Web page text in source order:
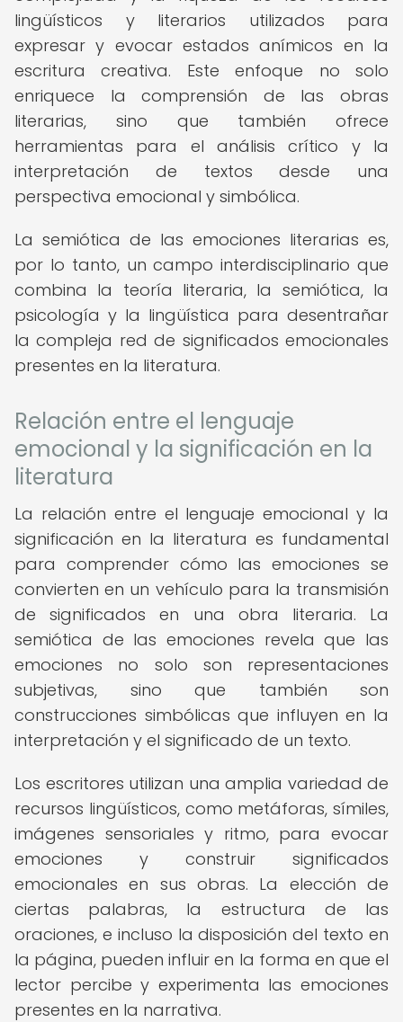
lingüísticos y literarios utilizados para
expresar y evocar estados anímicos en la
escritura creativa. Este enfoque no solo
enriquece la comprensión de las obras
literarias, sino que también ofrece
herramientas para el análisis crítico y la
interpretación de textos desde una
perspectiva emocional y simbólica.
La semiótica de las emociones literarias es,
por lo tanto, un campo interdisciplinario que
combina la teoría literaria, la semiótica, la
psicología y la lingüística para desentrañar
la compleja red de significados emocionales
presentes en la literatura.
Relación entre el lenguaje
emocional y la significación en la
literatura
La relación entre el lenguaje emocional y la
significación en la literatura es fundamental
para comprender cómo las emociones se
convierten en un vehículo para la transmisión
de significados en una obra literaria. La
semiótica de las emociones revela que las
emociones no solo son representaciones
subjetivas, sino que también son
construcciones simbólicas que influyen en la
interpretación y el significado de un texto.
Los escritores utilizan una amplia variedad de
recursos lingüísticos, como metáforas, símiles,
imágenes sensoriales y ritmo, para evocar
emociones y construir significados
emocionales en sus obras. La elección de
ciertas palabras, la estructura de las
oraciones, e incluso la disposición del texto en
la página, pueden influir en la forma en que el
lector percibe y experimenta las emociones
presentes en la narrativa.